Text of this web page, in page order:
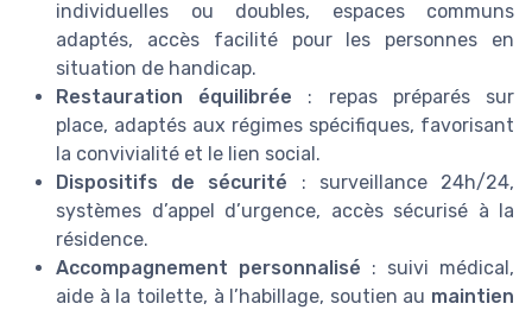
individuelles ou doubles, espaces communs
adaptés, accès facilité pour les personnes en
situation de handicap.
Restauration équilibrée : repas préparés sur
place, adaptés aux régimes spécifiques, favorisant
la convivialité et le lien social.
Dispositifs de sécurité : surveillance 24h/24,
systèmes d’appel d’urgence, accès sécurisé à la
résidence.
Accompagnement personnalisé : suivi médical,
aide à la toilette, à l’habillage, soutien au maintien